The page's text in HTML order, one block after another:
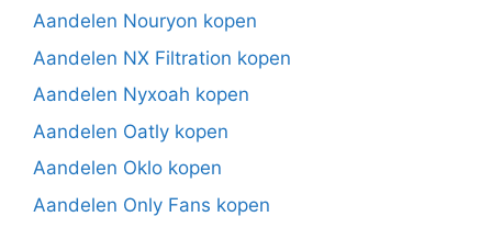
Aandelen Nouryon kopen
Aandelen NX Filtration kopen
Aandelen Nyxoah kopen
Aandelen Oatly kopen
Aandelen Oklo kopen
Aandelen Only Fans kopen